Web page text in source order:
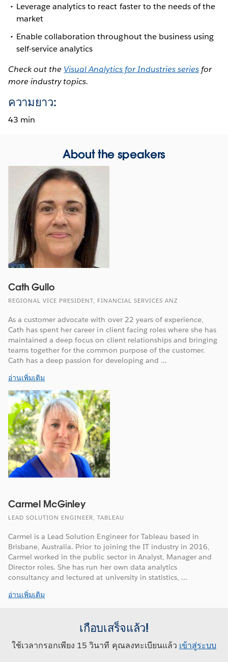
Leverage analytics to react faster to the needs of the
market
Enable collaboration throughout the business using
self-service analytics
Check out the Visual Analytics for Industries series for
more industry topics.
ความยาว:
43 min
About the speakers
Cath Gullo
REGIONAL VICE PRESIDENT, FINANCIAL SERVICES ANZ
As a customer advocate with over 22 years of experience,
Cath has spent her career in client facing roles where she has
maintained a deep focus on client relationships and bringing
teams together for the common purpose of the customer.
Cath has a deep passion for developing and ...
อ่านเพิ่มเติม
Carmel McGinley
LEAD SOLUTION ENGINEER, TABLEAU
Carmel is a Lead Solution Engineer for Tableau based in
Brisbane, Australia. Prior to joining the IT industry in 2016,
Carmel worked in the public sector in Analyst, Manager and
Director roles. She has run her own data analytics
consultancy and lectured at university in statistics, ...
อ่านเพิ่มเติม
เกือบเสร็จแล้ว!
ใช้เวลากรอกเพียง 15 วินาที คุณลงทะเบียนแล้ว เข้าสู่ระบบ